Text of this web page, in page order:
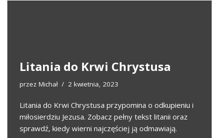
Litania do Krwi Chrystusa
przez Michał 2 kwietnia, 2023
Litania do Krwi Chrystusa przypomina o odkupieniu i
miłosierdziu Jezusa. Zobacz pełny tekst litanii oraz
sprawdź, kiedy wierni najczęściej ją odmawiają.